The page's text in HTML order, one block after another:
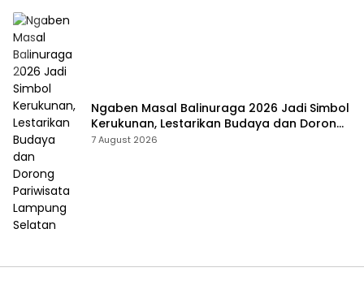
Ngaben Masal Balinuraga 2026 Jadi Simbol
Kerukunan, Lestarikan Budaya dan Dorong
Pariwisata Lampung Selatan
7 August 2026